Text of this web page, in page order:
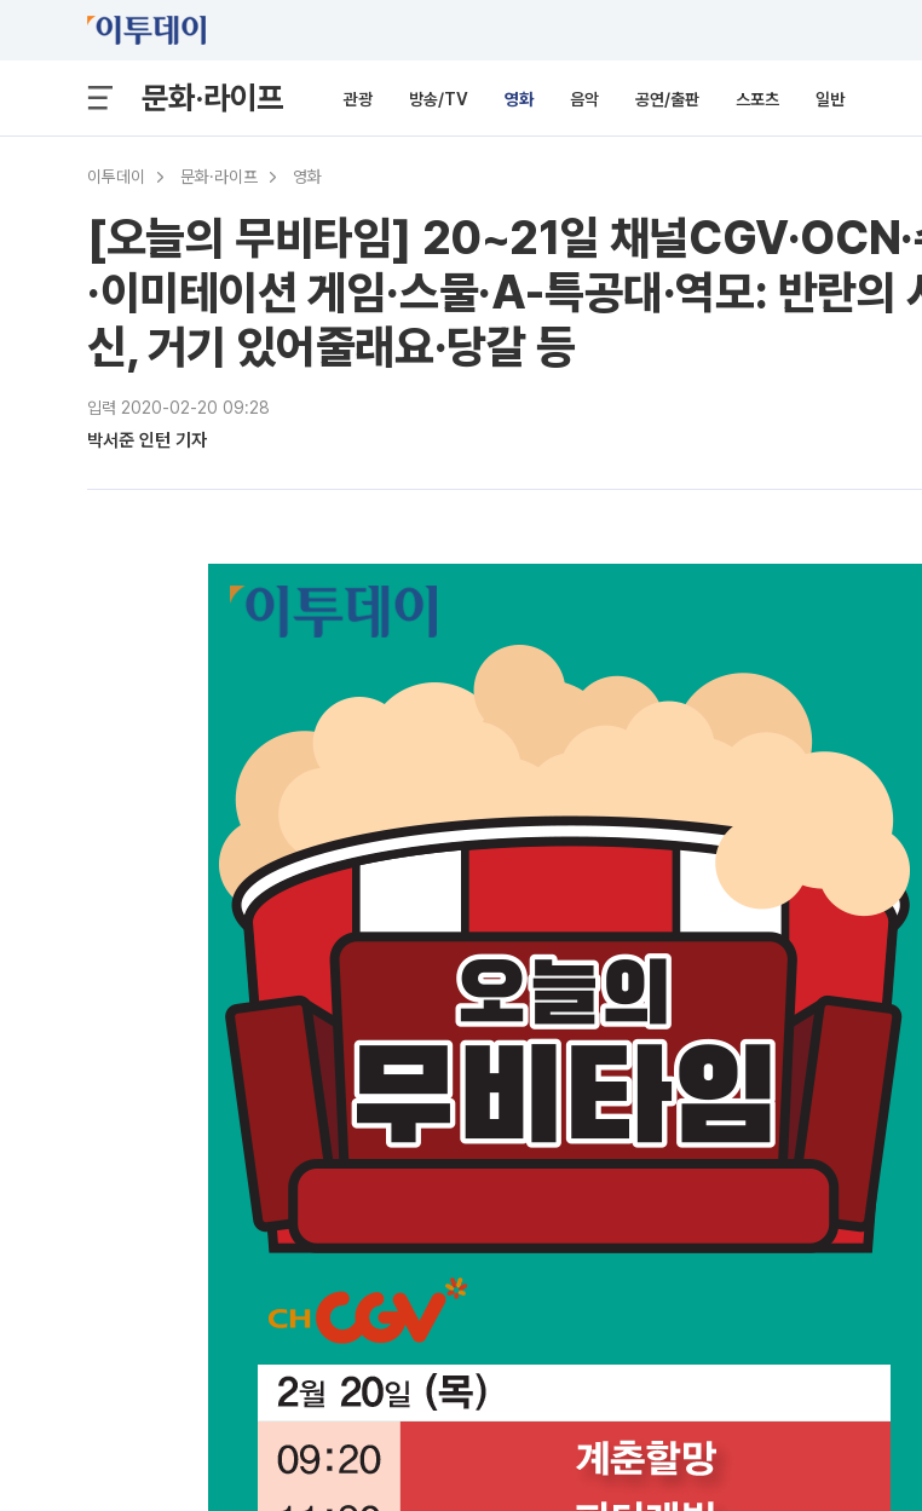
문화·라이프 관광 방송/TV 영화 음악 공연/출판 스포츠 일반
이투데이 문화·라이프 영화
[오늘의 무비타임] 20~21일 채널CGV·OCN·
·이미테이션 게임·스물·A-특공대·역모: 반란
신, 거기 있어줄래요·당갈 등
입력 2020-02-20 09:28
박서준 인턴 기자